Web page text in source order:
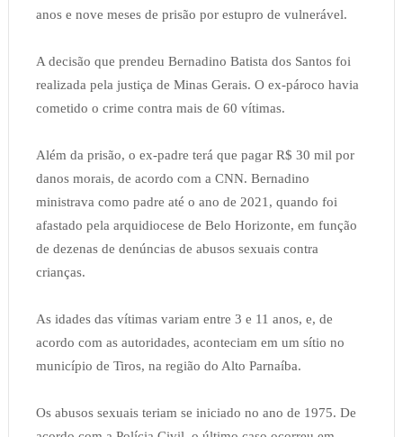
anos e nove meses de prisão por estupro de vulnerável.
A decisão que prendeu Bernadino Batista dos Santos foi
realizada pela justiça de Minas Gerais. O ex-pároco havia
cometido o crime contra mais de 60 vítimas.
Além da prisão, o ex-padre terá que pagar R$ 30 mil por
danos morais, de acordo com a CNN. Bernadino
ministrava como padre até o ano de 2021, quando foi
afastado pela arquidiocese de Belo Horizonte, em função
de dezenas de denúncias de abusos sexuais contra
crianças.
As idades das vítimas variam entre 3 e 11 anos, e, de
acordo com as autoridades, aconteciam em um sítio no
município de Tiros, na região do Alto Parnaíba.
Os abusos sexuais teriam se iniciado no ano de 1975. De